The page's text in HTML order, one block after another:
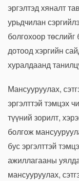
эргэлтэд хяналт
урьдчилан
болгохоор
дотоод хэргийн
хуралдаанд
Мансууруулах,
эргэлттэй тэмцэх
түүний зорилт,
болгож
бус эргэлттэй
ажиллагааны
мансууруулах,